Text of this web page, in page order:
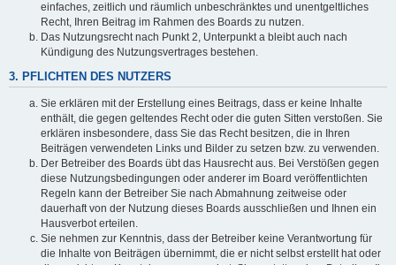
einfaches, zeitlich und räumlich unbeschränktes und unentgeltliches
Recht, Ihren Beitrag im Rahmen des Boards zu nutzen.
Das Nutzungsrecht nach Punkt 2, Unterpunkt a bleibt auch nach
Kündigung des Nutzungsvertrages bestehen.
3. PFLICHTEN DES NUTZERS
Sie erklären mit der Erstellung eines Beitrags, dass er keine Inhalte
enthält, die gegen geltendes Recht oder die guten Sitten verstoßen. Sie
erklären insbesondere, dass Sie das Recht besitzen, die in Ihren
Beiträgen verwendeten Links und Bilder zu setzen bzw. zu verwenden.
Der Betreiber des Boards übt das Hausrecht aus. Bei Verstößen gegen
diese Nutzungsbedingungen oder anderer im Board veröffentlichten
Regeln kann der Betreiber Sie nach Abmahnung zeitweise oder
dauerhaft von der Nutzung dieses Boards ausschließen und Ihnen ein
Hausverbot erteilen.
Sie nehmen zur Kenntnis, dass der Betreiber keine Verantwortung für
die Inhalte von Beiträgen übernimmt, die er nicht selbst erstellt hat oder